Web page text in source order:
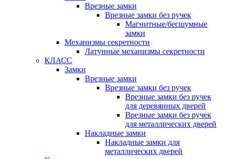
Врезные замки
Врезные замки без ручек
Магнитные/бесшумные
замки
Механизмы секретности
Латунные механизмы секретности
КЛАСС
Замки
Врезные замки
Врезные замки без ручек
Врезные замки без ручек
для деревянных дверей
Врезные замки без ручек
для металлических дверей
Накладные замки
Накладные замки для
металлических дверей